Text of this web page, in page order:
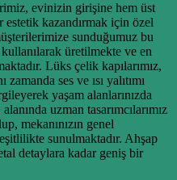
evinizin girişine hem üst
estetik kazandırmak için özel
sunduğumuz bu
üretilmekte ve en
Lüks çelik kapılarımız,
ses ve ısı yalıtımı
yaşam alanlarınızda
uzman tasarımcılarımız
mekanınızın genel
sunulmaktadır. Ahşap
detaylara kadar geniş bir